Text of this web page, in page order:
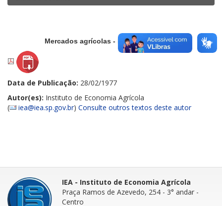
Mercados agrícolas - Fevereiro de 1977
Data de Publicação: 28/02/1977
Autor(es): Instituto de Economia Agrícola
(
iea@iea.sp.gov.br) Consulte outros textos deste autor
IEA - Instituto de Economia Agrícola
Praça Ramos de Azevedo, 254 - 3° andar -
Centro